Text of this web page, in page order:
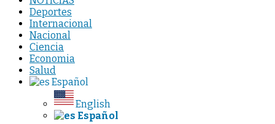
Deportes
Internacional
Nacional
Ciencia
Economia
Salud
Español
English
Español